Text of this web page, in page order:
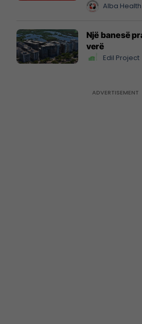
Alba Health
Një banesë
verë
Edil Project